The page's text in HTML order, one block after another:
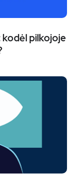
pilkojoje